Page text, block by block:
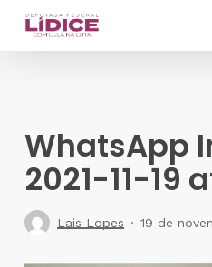
Skip
WhatsApp
2021-11-19
Lais Lopes 19 de